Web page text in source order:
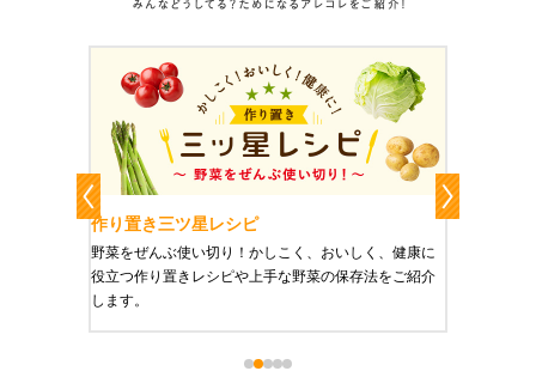
作り置き三ツ星レシピ
野菜をぜんぶ使い切り！かしこく、おいしく、健康に
役立つ作り置きレシピや上手な野菜の保存法をご紹介
します。